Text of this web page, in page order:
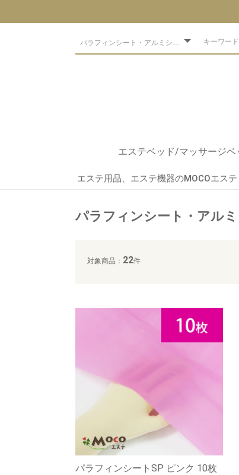
エステベッド/マッサージベ
ベッドブランド
低反発ベッド
アーユルベーダ
出張軽量ベッド
電動/手動エステベッド
フェイシャルベッド
練習用
整体ベッド
エステベッド
マッサージマット
アロマベッド
スパ・サロン
エステサロン開業セット
エステベッドオプション
まつエク用ベッド
エステ用品、エステ機器のMOCOエステ
パラフィンシート・アルミ
対象商品： 22件
パラフィンシートSP ピンク 10枚